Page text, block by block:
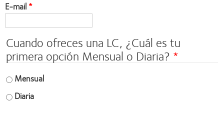
E-mail
Cuando ofreces una LC, ¿Cuál es tu
primera opción Mensual o Diaria?
Mensual
Diaria